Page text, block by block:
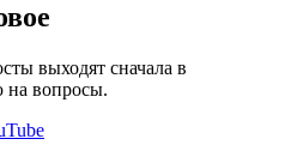
выходят сначала в
на вопросы.